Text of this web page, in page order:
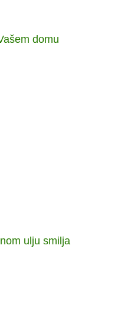
domu
ulju smilja